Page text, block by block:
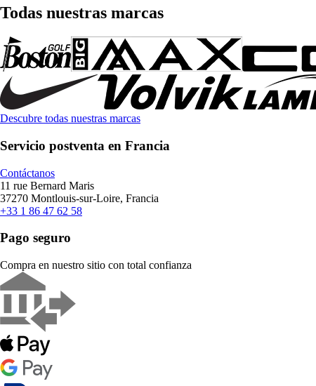
Todas nuestras marcas
Descubre todas nuestras marcas
Servicio postventa en Francia
Contáctanos
11 rue Bernard Maris
37270 Montlouis-sur-Loire, Francia
+33 1 86 47 62 58
Pago seguro
Compra en nuestro sitio con total confianza